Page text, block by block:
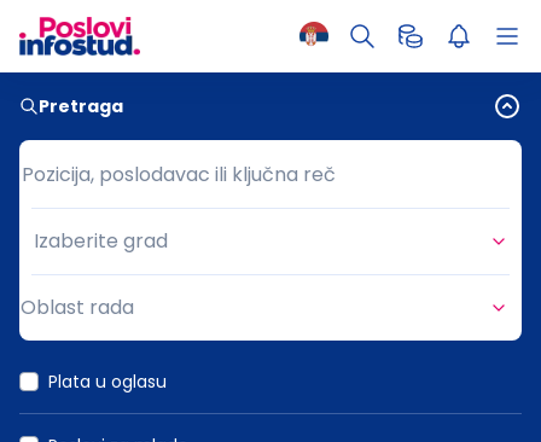
Pretraga
Pozicija, poslodavac ili ključna reč
Pozicija, poslodavac ili ključna reč
Grad
Izaberite grad
Oblast rada
Plata u oglasu